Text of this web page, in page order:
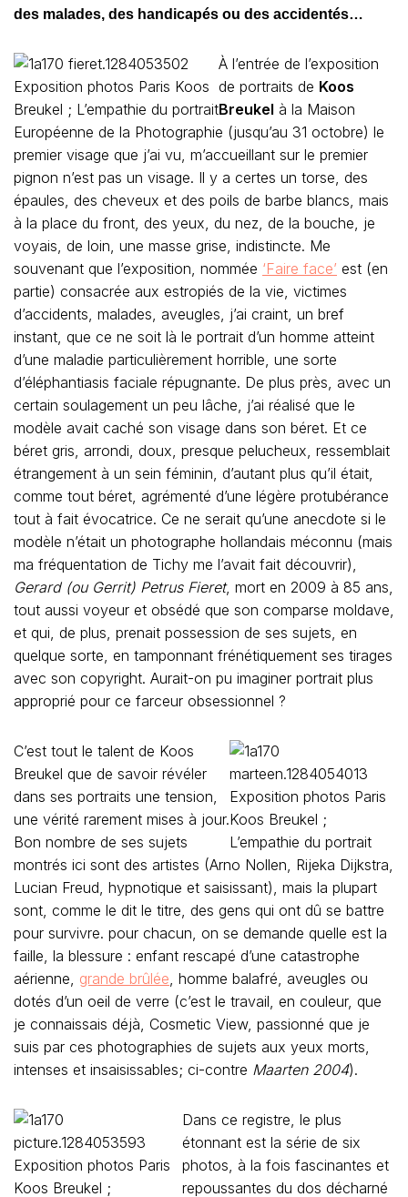
des malades, des handicapés ou des accidentés…
À l’entrée de l’exposition
de portraits de Koos
Breukel à la Maison
Européenne de la Photographie (jusqu’au 31 octobre) le
premier visage que j’ai vu, m’accueillant sur le premier
pignon n’est pas un visage. Il y a certes un torse, des
épaules, des cheveux et des poils de barbe blancs, mais
à la place du front, des yeux, du nez, de la bouche, je
voyais, de loin, une masse grise, indistincte. Me
souvenant que l’exposition, nommée ‘Faire face’ est (en
partie) consacrée aux estropiés de la vie, victimes
d’accidents, malades, aveugles, j’ai craint, un bref
instant, que ce ne soit là le portrait d’un homme atteint
d’une maladie particulièrement horrible, une sorte
d’éléphantiasis faciale répugnante. De plus près, avec un
certain soulagement un peu lâche, j’ai réalisé que le
modèle avait caché son visage dans son béret. Et ce
béret gris, arrondi, doux, presque pelucheux, ressemblait
étrangement à un sein féminin, d’autant plus qu’il était,
comme tout béret, agrémenté d’une légère protubérance
tout à fait évocatrice. Ce ne serait qu’une anecdote si le
modèle n’était un photographe hollandais méconnu (mais
ma fréquentation de Tichy me l’avait fait découvrir),
Gerard (ou Gerrit) Petrus Fieret, mort en 2009 à 85 ans,
tout aussi voyeur et obsédé que son comparse moldave,
et qui, de plus, prenait possession de ses sujets, en
quelque sorte, en tamponnant frénétiquement ses tirages
avec son copyright. Aurait-on pu imaginer portrait plus
approprié pour ce farceur obsessionnel ?
C’est tout le talent de Koos
Breukel que de savoir révéler
dans ses portraits une tension,
une vérité rarement mises à jour.
Bon nombre de ses sujets
montrés ici sont des artistes (Arno Nollen, Rijeka Dijkstra,
Lucian Freud, hypnotique et saisissant), mais la plupart
sont, comme le dit le titre, des gens qui ont dû se battre
pour survivre. pour chacun, on se demande quelle est la
faille, la blessure : enfant rescapé d’une catastrophe
aérienne, grande brûlée, homme balafré, aveugles ou
dotés d’un oeil de verre (c’est le travail, en couleur, que
je connaissais déjà, Cosmetic View, passionné que je
suis par ces photographies de sujets aux yeux morts,
intenses et insaisissables; ci-contre Maarten 2004).
Dans ce registre, le plus
étonnant est la série de six
photos, à la fois fascinantes et
repoussantes du dos décharné